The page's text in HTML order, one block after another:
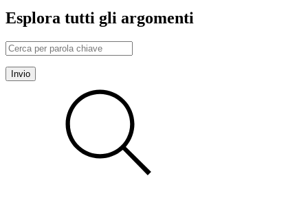
Esplora tutti gli argomenti
Invio